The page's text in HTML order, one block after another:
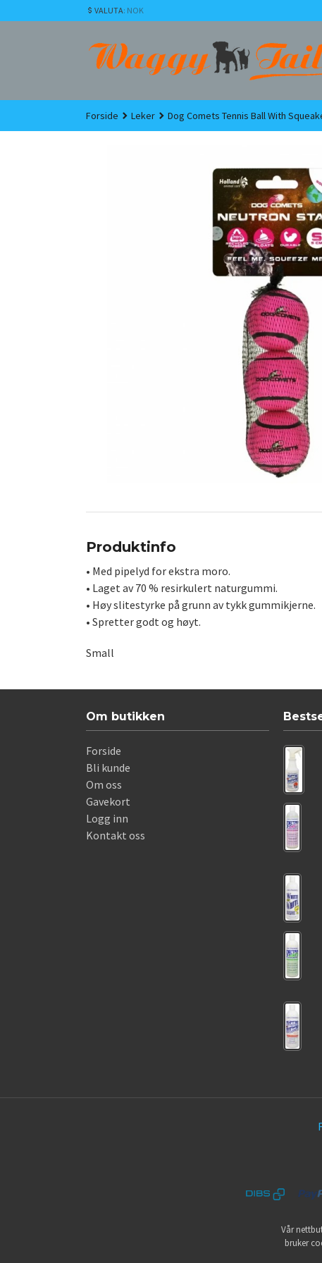
til
VALUTA: NOK
Forside Leker Dog Comets Tennis Ball With
Produktinfo
• Med pipelyd for ekstra moro.
• Laget av 70 % resirkulert naturgummi.
• Høy slitestyrke på grunn av tykk gummikjerne.
• Spretter godt og høyt.
Small
Om butikken
Forside
Bli kunde
Om oss
Gavekort
Logg inn
Kontakt oss
Vår
bruker